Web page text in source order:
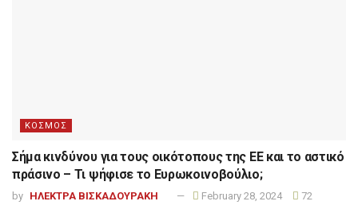
ΚΟΣΜΟΣ
Σήμα κινδύνου για τους οικότοπους της ΕΕ και το αστικό
πράσινο – Τι ψήφισε το Ευρωκοινοβούλιο;
by ΗΛΕΚΤΡΑ ΒΙΣΚΑΔΟΥΡΑΚΗ February 28, 2024 72